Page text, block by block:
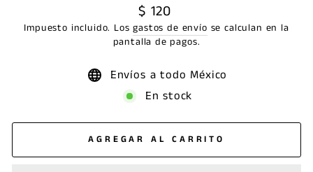
Precio
habitual
$ 120
Impuesto incluido. Losgastos de envío se calculan en la
pantalla de pagos.
Envíos a todo México
En stock
AGREGAR AL CARRITO